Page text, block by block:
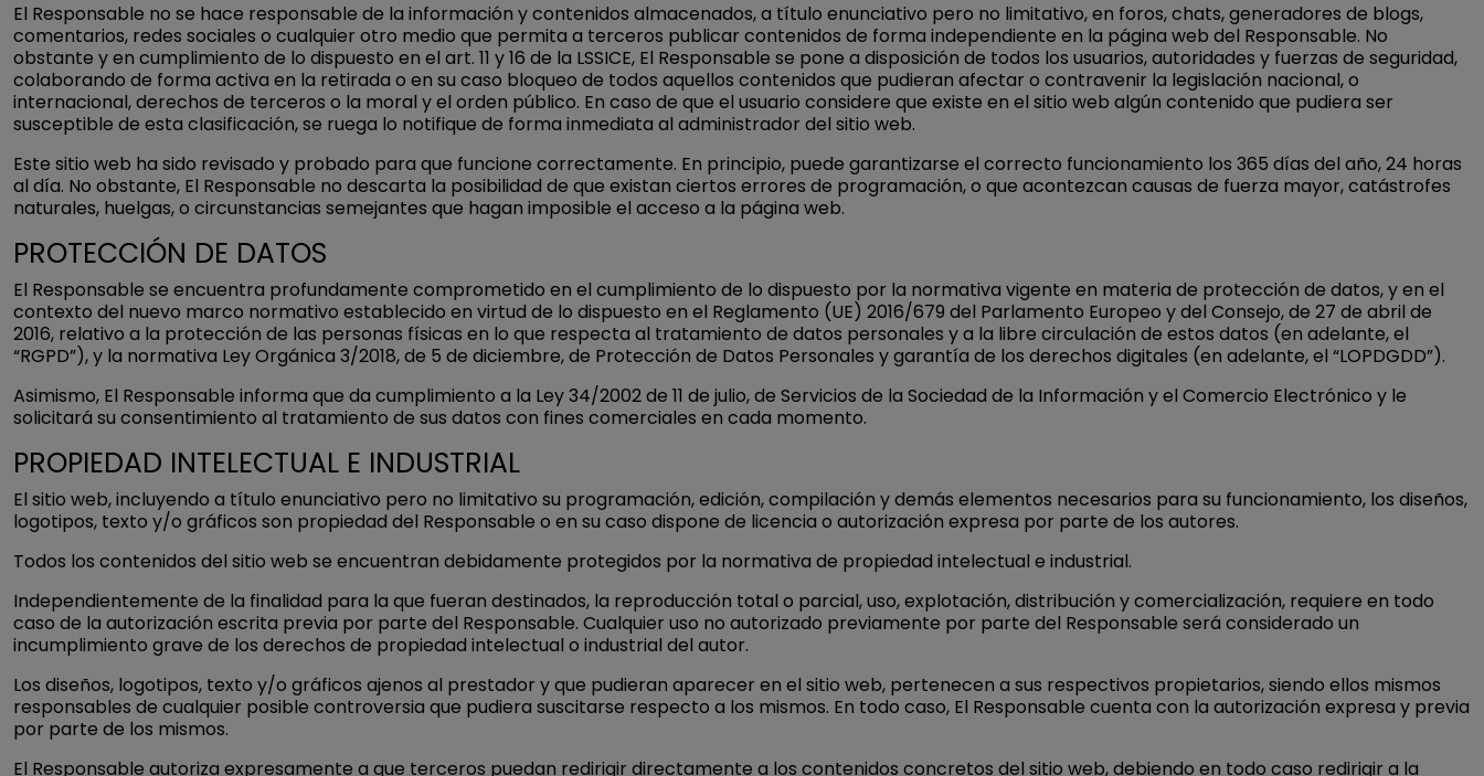
El Responsable no se hace responsable de la información y contenidos almacenados, a título enunciativo pero no limitativo, en foros, chats, generadores de blogs,
comentarios, redes sociales o cualquier otro medio que permita a terceros publicar contenidos de forma independiente en la página web del Responsable. No
obstante y en cumplimiento de lo dispuesto en el art. 11 y 16 de la LSSICE, El Responsable se pone a disposición de todos los usuarios, autoridades y fuerzas de seguridad,
colaborando de forma activa en la retirada o en su caso bloqueo de todos aquellos contenidos que pudieran afectar o contravenir la legislación nacional, o
internacional, derechos de terceros o la moral y el orden público. En caso de que el usuario considere que existe en el sitio web algún contenido que pudiera ser
susceptible de esta clasificación, se ruega lo notifique de forma inmediata al administrador del sitio web.
Este sitio web ha sido revisado y probado para que funcione correctamente. En principio, puede garantizarse el correcto funcionamiento los 365 días del año, 24 horas
al día. No obstante, El Responsable no descarta la posibilidad de que existan ciertos errores de programación, o que acontezcan causas de fuerza mayor, catástrofes
naturales, huelgas, o circunstancias semejantes que hagan imposible el acceso a la página web.
PROTECCIÓN DE DATOS
El Responsable se encuentra profundamente comprometido en el cumplimiento de lo dispuesto por la normativa vigente en materia de protección de datos, y en el
contexto del nuevo marco normativo establecido en virtud de lo dispuesto en el Reglamento (UE) 2016/679 del Parlamento Europeo y del Consejo, de 27 de abril de
2016, relativo a la protección de las personas físicas en lo que respecta al tratamiento de datos personales y a la libre circulación de estos datos (en adelante, el
“RGPD”), y la normativa Ley Orgánica 3/2018, de 5 de diciembre, de Protección de Datos Personales y garantía de los derechos digitales (en adelante, el “LOPDGDD”).
Asimismo, El Responsable informa que da cumplimiento a la Ley 34/2002 de 11 de julio, de Servicios de la Sociedad de la Información y el Comercio Electrónico y le
solicitará su consentimiento al tratamiento de sus datos con fines comerciales en cada momento.
PROPIEDAD INTELECTUAL E INDUSTRIAL
El sitio web, incluyendo a título enunciativo pero no limitativo su programación, edición, compilación y demás elementos necesarios para su funcionamiento, los diseños,
logotipos, texto y/o gráficos son propiedad del Responsable o en su caso dispone de licencia o autorización expresa por parte de los autores.
Todos los contenidos del sitio web se encuentran debidamente protegidos por la normativa de propiedad intelectual e industrial.
Independientemente de la finalidad para la que fueran destinados, la reproducción total o parcial, uso, explotación, distribución y comercialización, requiere en todo
caso de la autorización escrita previa por parte del Responsable. Cualquier uso no autorizado previamente por parte del Responsable será considerado un
incumplimiento grave de los derechos de propiedad intelectual o industrial del autor.
Los diseños, logotipos, texto y/o gráficos ajenos al prestador y que pudieran aparecer en el sitio web, pertenecen a sus respectivos propietarios, siendo ellos mismos
responsables de cualquier posible controversia que pudiera suscitarse respecto a los mismos. En todo caso, El Responsable cuenta con la autorización expresa y previa
por parte de los mismos.
El Responsable autoriza expresamente a que terceros puedan redirigir directamente a los contenidos concretos del sitio web, debiendo en todo caso redirigir a la